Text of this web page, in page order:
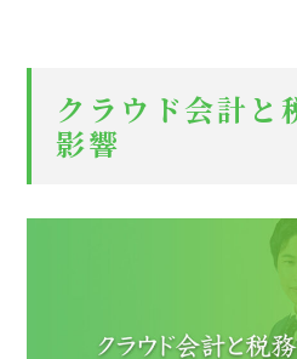
クラウド会計と
影響